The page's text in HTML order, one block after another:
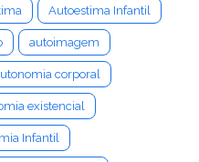
Autoestima Infantil
autoimagem
corporal
existencial
Infantil